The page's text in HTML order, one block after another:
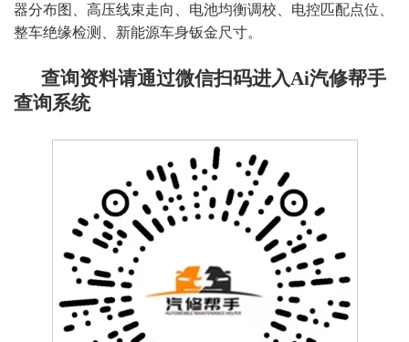
器分布图、高压线束走向、电池均衡调校、电控匹配点位、
整车绝缘检测、新能源车身钣金尺寸。
查询资料请通过微信扫码进入Ai汽修帮手
查询系统